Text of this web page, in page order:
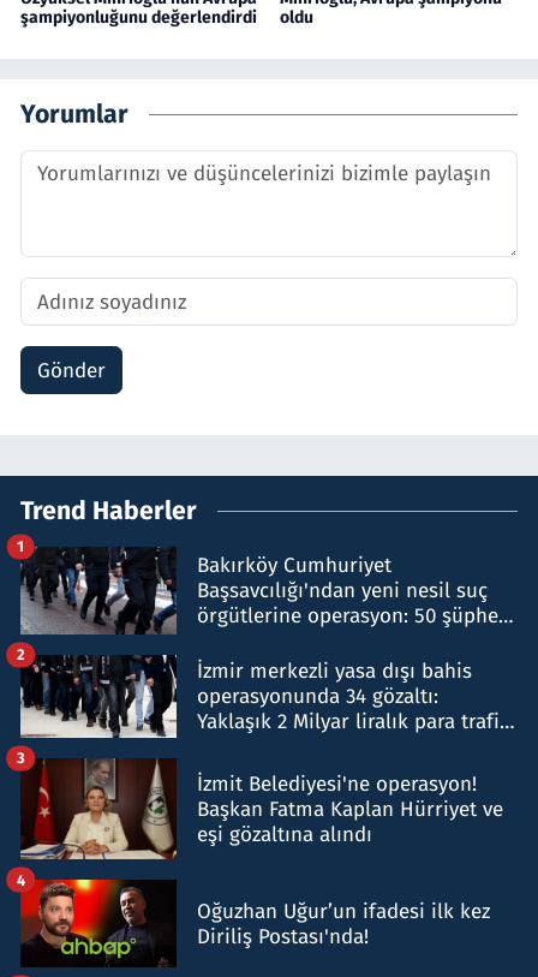
şampiyonluğunu değerlendirdi
oldu
Yorumlar
Gönder
Trend Haberler
Bakırköy Cumhuriyet
Başsavcılığı'ndan yeni nesil suç
örgütlerine operasyon: 50 şüpheli
1
İzmir merkezli yasa dışı bahis
operasyonunda 34 gözaltı:
Yaklaşık 2 Milyar liralık para trafiği
2
İzmit Belediyesi'ne operasyon!
Başkan Fatma Kaplan Hürriyet ve
eşi gözaltına alındı
3
Oğuzhan Uğur’un ifadesi ilk kez
Diriliş Postası'nda!
4